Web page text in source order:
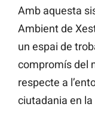
Amb aquesta
Ambient de
un espai de
compromís del
respecte a
ciutadania en